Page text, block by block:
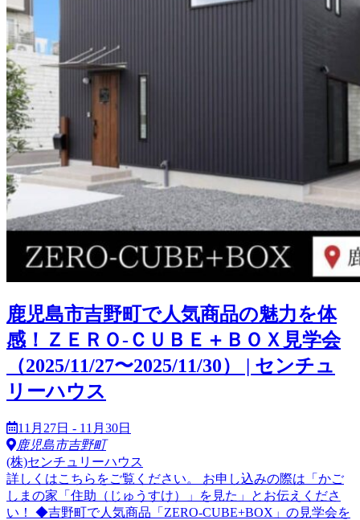
鹿児島市吉野町で人気商品の魅力を体
感！ＺＥＲＯ-ＣＵＢＥ＋ＢＯＸ見学会
（2025/11/27〜2025/11/30） | センチュ
リーハウス
11月27日 - 11月30日
鹿児島市吉野町
(株)センチュリーハウス
詳しくはこちらをご覧ください。 お申し込みの際は「かご
しまの家「住助（じゅうすけ）」を見た」とお伝えくださ
い！ ◆吉野町で人気商品「ZERO-CUBE+BOX」の見学会を